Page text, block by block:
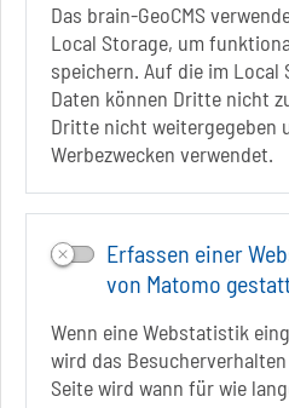
Das brain-GeoCMS
Local Storage, um
speichern. Auf die im Local
Daten können Dritte nicht
Dritte nicht weitergegeben
Werbezwecken verwendet.
Erfassen einer
von Matomo
Wenn eine Webstatistik
wird das
Seite wird wann für wie
info[at]solepark.de
Infos zur Barrierefreiheit